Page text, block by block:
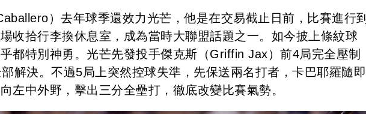
）去年球季還效力光芒，他是在交易截止日前，比賽進行到
收拾行李換休息室，成為當時大聯盟話題之一。如今披上條紋球
都特別神勇。光芒先發投手傑克斯（Griffin Jax）前4局完全壓制
解決。不過5局上突然控球失準，先保送兩名打者，卡巴耶羅隨即
左中外野，擊出三分全壘打，徹底改變比賽氣勢。